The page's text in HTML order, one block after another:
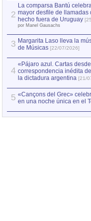
2
La comparsa Bantú
mayor desfile de llamadas
hecho fuera de Uruguay
por Manel Gausachs
3 Margarita Laso lleva la
de Músicas [22/07/2026]
4
«Pájaro azul. Cartas
correspondencia inédita
la dictadura argentina [21/
5 «Cançons del Grec»
en una noche única en el